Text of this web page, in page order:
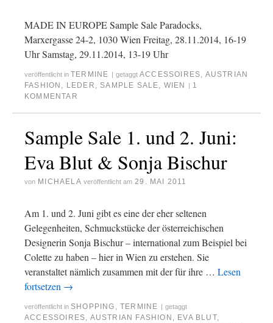
MADE IN EUROPE Sample Sale Paradocks,
Marxergasse 24-2, 1030 Wien Freitag, 28.11.2014, 16-19
Uhr Samstag, 29.11.2014, 13-19 Uhr
veröffentlicht in TERMINE | getaggt ACCESSOIRES, AUSTRIAN
FASHION , LEDER , SAMPLE SALE, WIEN | 1
KOMMENTAR
Sample Sale 1. und 2. Juni:
Eva Blut & Sonja Bischur
von MICHAELA veröffentlicht am 29. MAI 2011
Am 1. und 2. Juni gibt es eine der eher seltenen
Gelegenheiten, Schmuckstücke der österreichischen
Designerin Sonja Bischur – international zum Beispiel bei
Colette zu haben – hier in Wien zu erstehen. Sie
veranstaltet nämlich zusammen mit der für ihre … Lesen
fortsetzen →
veröffentlicht in SHOPPING ,TERMINE | getaggt
ACCESSOIRES, AUSTRIAN FASHION , EVA BLUT,